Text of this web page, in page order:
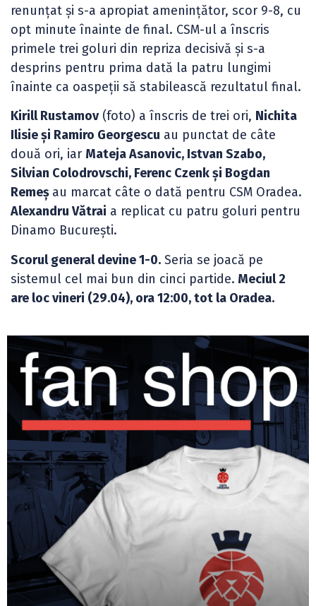
renunțat și s-a apropiat amenințător, scor 9-8, cu
opt minute înainte de final. CSM-ul a înscris
primele trei goluri din repriza decisivă și s-a
desprins pentru prima dată la patru lungimi
înainte ca oaspeții să stabilească rezultatul final.
Kirill Rustamov(foto) a înscris de trei ori, Nichita
Ilisie și Ramiro Georgescu au punctat de câte
două ori, iar Mateja Asanovic, Istvan Szabo,
Silvian Colodrovschi, Ferenc Czenk și Bogdan
Remeș au marcat câte o dată pentru CSM Oradea.
Alexandru Vătrai a replicat cu patru goluri pentru
Dinamo București.
Scorul general devine 1-0. Seria se joacă pe
sistemul cel mai bun din cinci partide. Meciul 2
are loc vineri (29.04), ora 12:00, tot la Oradea.